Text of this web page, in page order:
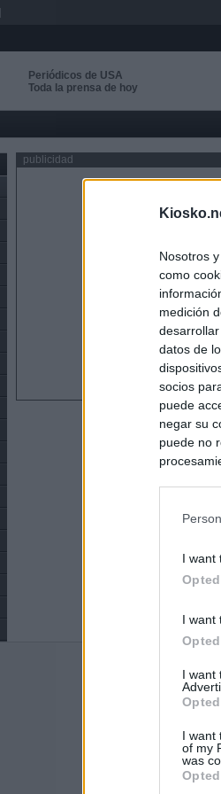
Nosotros
como
medición
datos de
socios
puede
negar su
puede no
I want
I want
I want
I want
of my
was
Periódicos de USA
Toda la prensa de hoy
publicidad
Últimas
El Gobierno
Italia
España